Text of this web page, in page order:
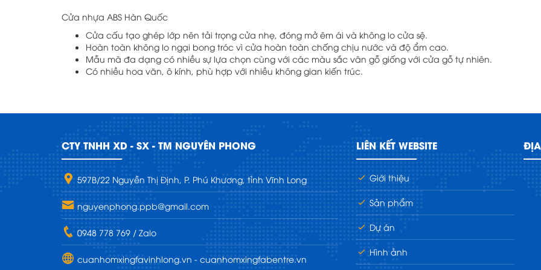
Cửa nhựa ABS Hàn Quốc
Cửa cấu tạo ghép lớp nên tải trọng cửa nhẹ, đóng mở êm ái và không lo cửa sệ.
Hoàn toàn không lo ngại bong tróc vì cửa hoàn toàn chống chịu nước và độ ẩm cao.
Mẫu mã đa dạng có nhiều sự lựa chọn cùng với các màu sắc vân gỗ giống với cửa gỗ tự nhiên.
Có nhiều hoa văn, ô kính, phù hợp với nhiều không gian kiến trúc.
CTY TNHH XD - SX - TM NGUYÊN PHONG
597B/22 Nguyễn Thị Định, P. Phú Khương, tỉnh Vĩnh Long
nguyenphong.ppb@gmail.com
0948 778 769 / Zalo
cuanhomxingfavinhlong.vn - cuanhomxingfabentre.vn
LIÊN KẾT WEBSITE
Giới thiệu
Sản phẩm
Dự án
Hình ảnh